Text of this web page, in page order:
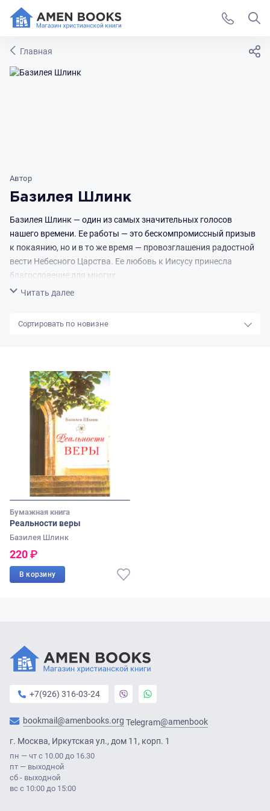
Главная
Автор
Базилея Шлинк
Базилея Шлинк — один из самых значительных голосов
нашего времени. Ее работы — это бескомпромиссный призыв
к покаянию, но и в то же время — провозглашения радостной
вести Небесного Царства. Ее любовь к Иисусу принесла
благословение для многих.
Свернуть
Читать далее
новизне
Бумажная книга
Реальности веры
Базилея Шлинк
220₽
В корзину
+7(926) 316-03-24
bookmail@amenbooks.org Telegram@amenbook
г. Москва, Иркутская ул., дом 11, корп. 1
пн — чт с 10.00 до 16.30
пт — выходной
сб - выходной
вс с 10:00 до 15:00